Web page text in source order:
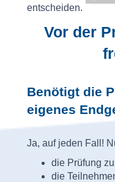
entscheiden.
Vor der
Benötigt die
eigenes
Ja, auf jeden Fall!
die Prüfung
die